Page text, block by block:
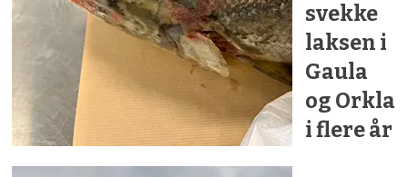
svekke
laksen i
Gaula
og Orkla
i flere år